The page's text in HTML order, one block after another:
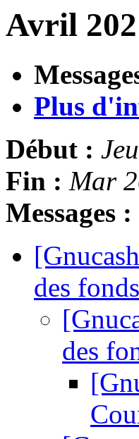
Avril
Plus
Début :
Fin : Mar
Messages :
des fonds
des